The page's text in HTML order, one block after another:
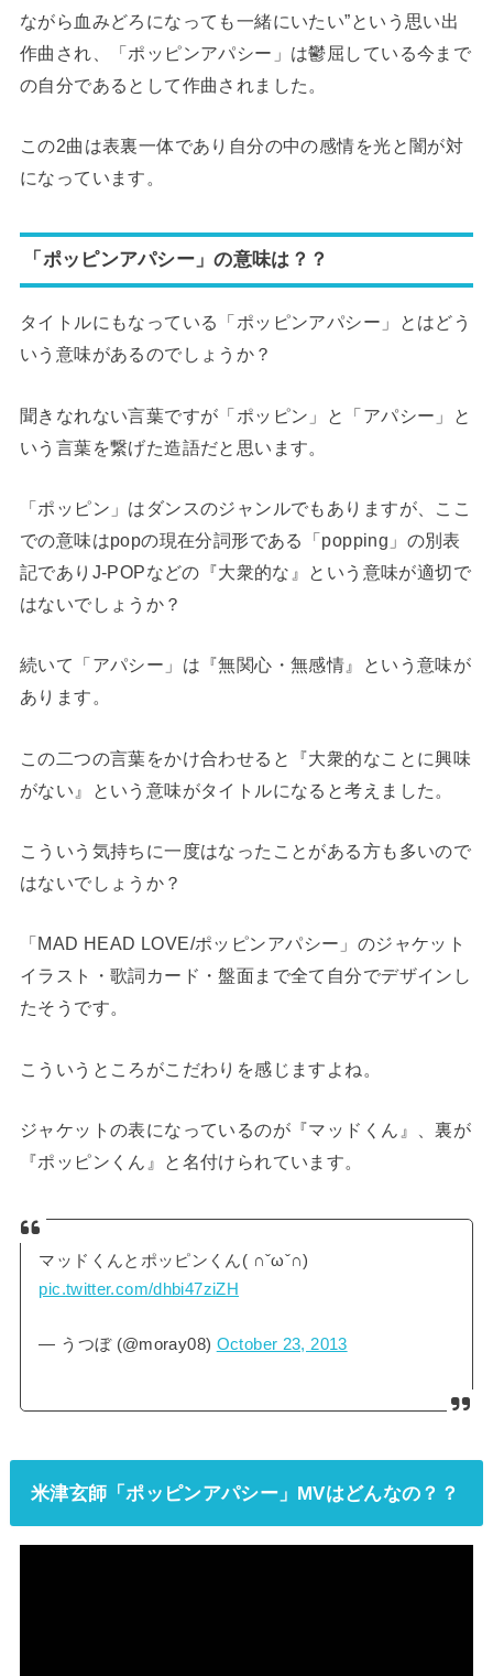
ながら血みどろになっても一緒にいたい”という思い出
作曲され、「ポッピンアパシー」は鬱屈している今まで
の自分であるとして作曲されました。
この2曲は表裏一体であり自分の中の感情を光と闇が対
になっています。
「ポッピンアパシー」の意味は？？
タイトルにもなっている「ポッピンアパシー」とはどう
いう意味があるのでしょうか？
聞きなれない言葉ですが「ポッピン」と「アパシー」と
いう言葉を繋げた造語だと思います。
「ポッピン」はダンスのジャンルでもありますが、ここ
での意味はpopの現在分詞形である「popping」の別表
記でありJ-POPなどの『大衆的な』という意味が適切で
はないでしょうか？
続いて「アパシー」は『無関心・無感情』という意味が
あります。
この二つの言葉をかけ合わせると『大衆的なことに興味
がない』という意味がタイトルになると考えました。
こういう気持ちに一度はなったことがある方も多いので
はないでしょうか？
「MAD HEAD LOVE/ポッピンアパシー」のジャケット
イラスト・歌詞カード・盤面まで全て自分でデザインし
たそうです。
こういうところがこだわりを感じますよね。
ジャケットの表になっているのが『マッドくん』、裏が
『ポッピンくん』と名付けられています。
マッドくんとポッピンくん( ∩ˇωˇ∩)
pic.twitter.com/dhbi47ziZH
— うつぼ (@moray08) October 23, 2013
米津玄師「ポッピンアパシー」MVはどんなの？？